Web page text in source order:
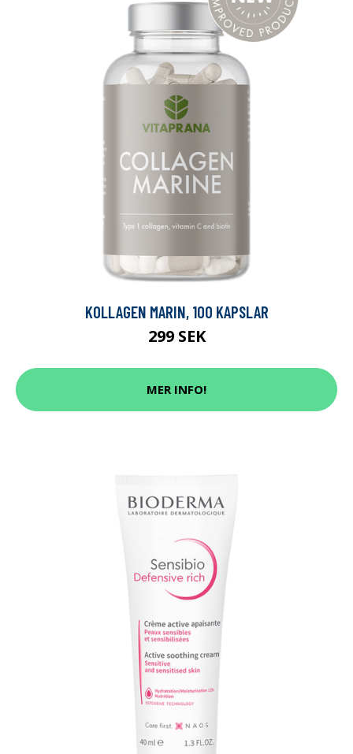
KOLLAGEN MARIN, 100 KAPSLAR
299 SEK
MER INFO!